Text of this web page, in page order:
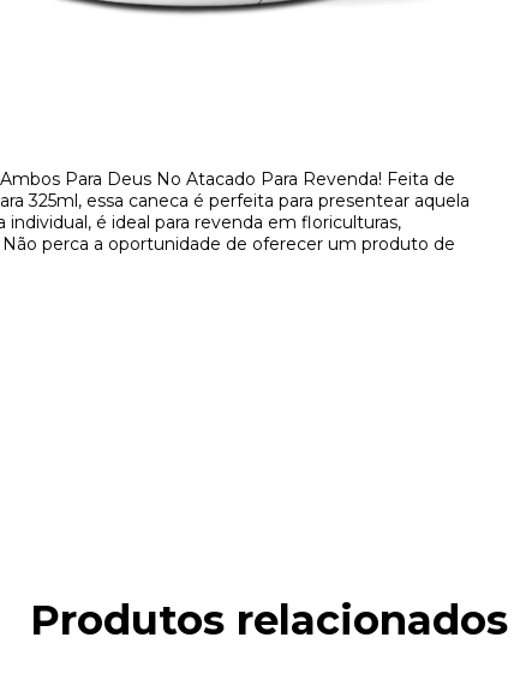
Para Deus No Atacado Para Revenda! Feita de
325ml, essa caneca é perfeita para presentear aquela
é ideal para revenda em floriculturas,
perca a oportunidade de oferecer um produto de
Produtos relacionados